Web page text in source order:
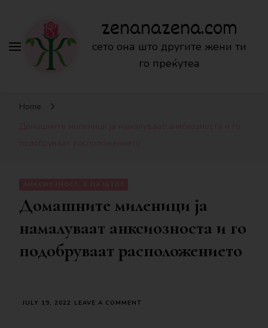
zenanazena.com
сето она што другите жени ти
го преќутеа
Home
Домашните миленици ја
намалуваат анксиозноста и го
подобруваат расположението
JULY 19, 2022 LEAVE A COMMENT